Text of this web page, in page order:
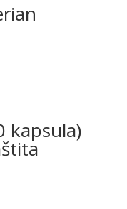
kapsula)